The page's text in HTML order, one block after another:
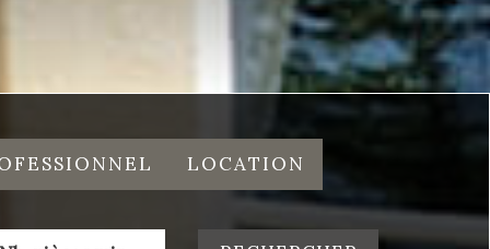
LOCATION